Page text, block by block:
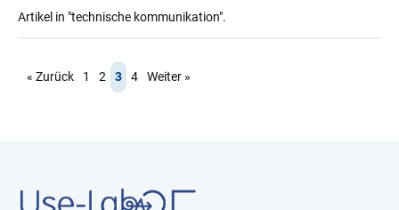
Artikel in "technische kommunikation".
« Zurück 1 2 3 4 Weiter »